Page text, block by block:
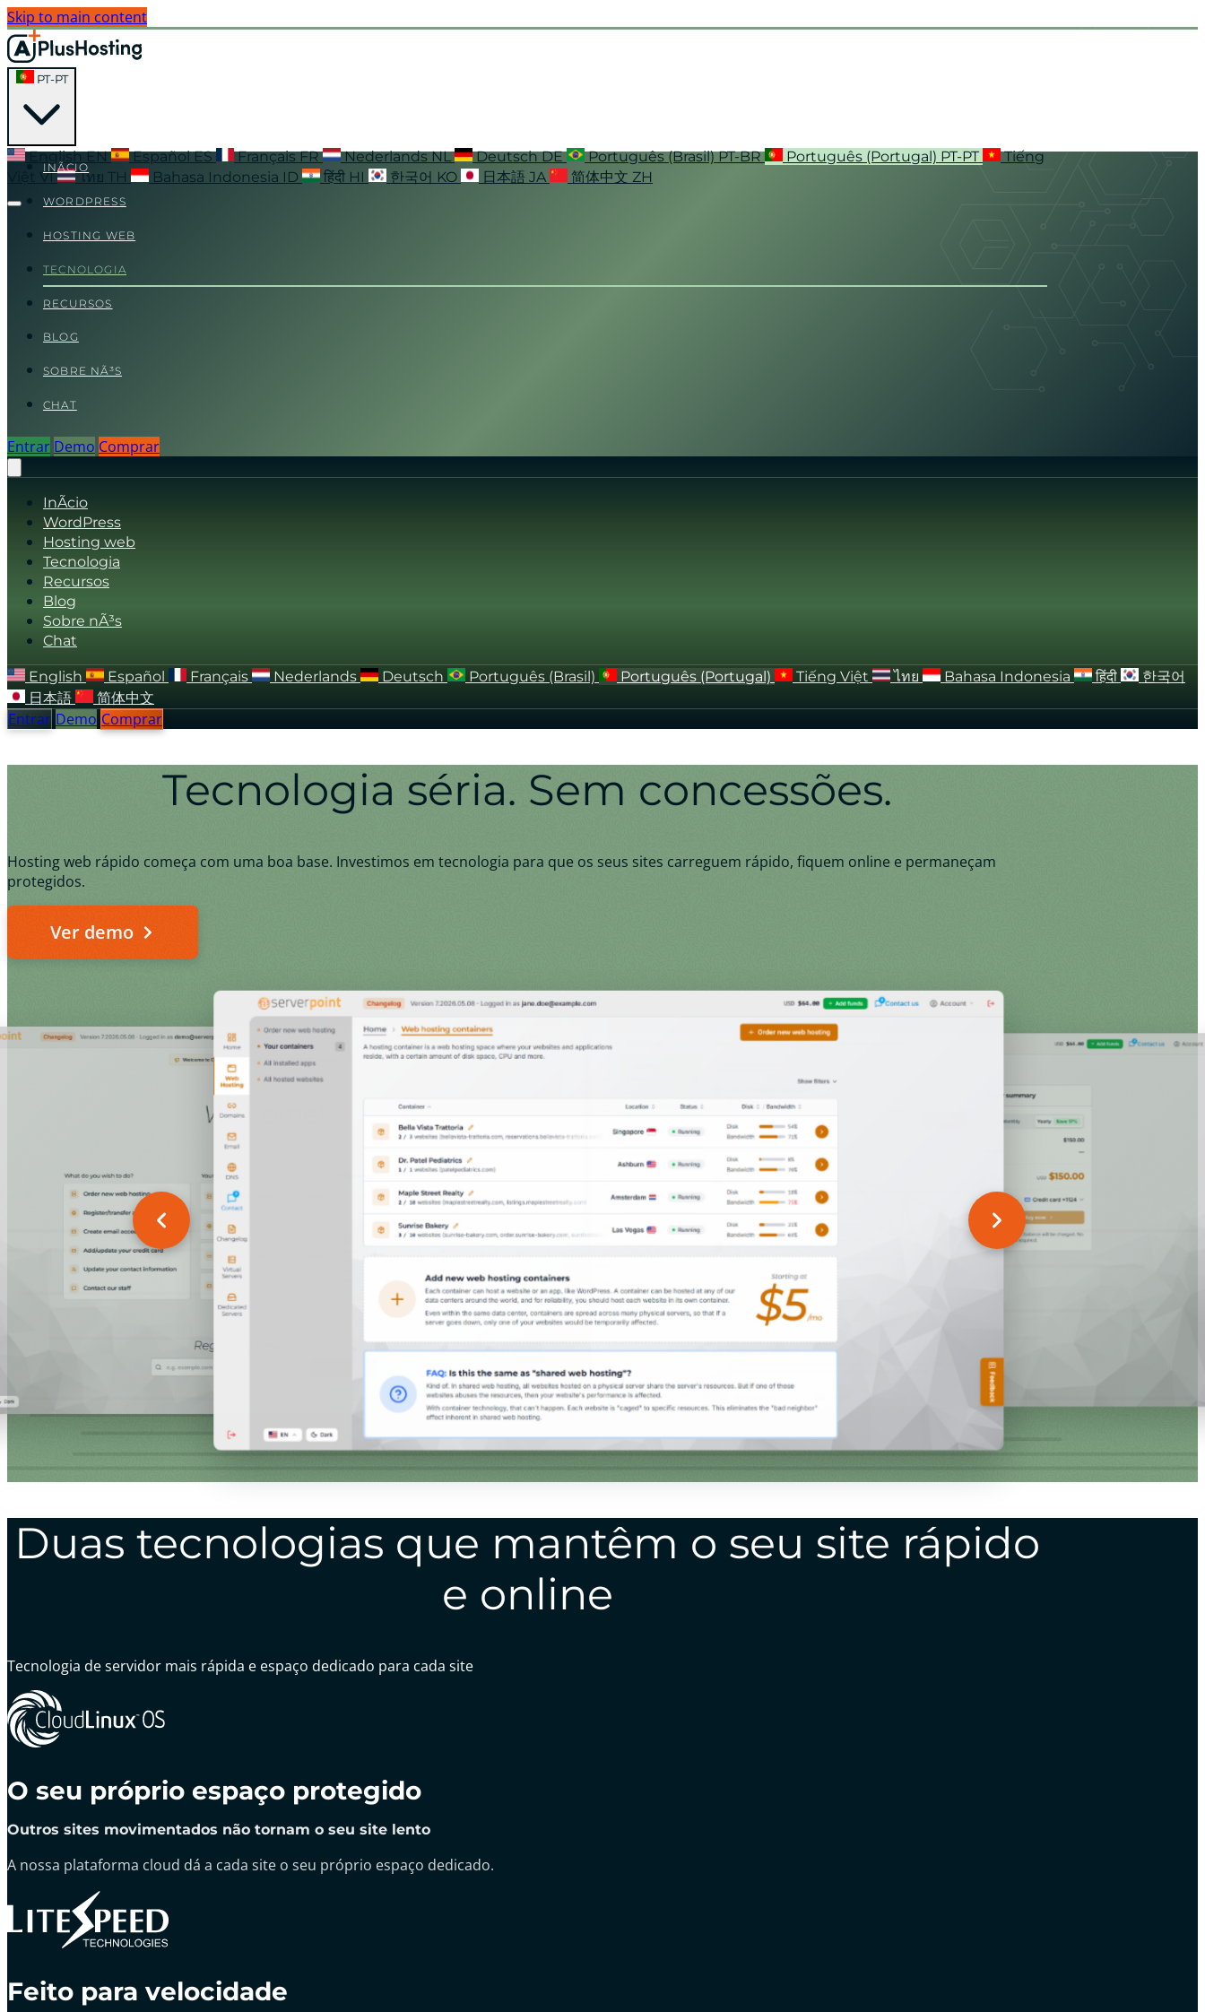
Skip to main content
PT-PT
English EN Español ES Français FR Nederlands NL Deutsch DE Português (Brasil) PT-BR Português (Portugal) PT-PT
Tiếng
VI ไทย TH Bahasa Indonesia ID हिंदी HI 한국어 KO 日本語 JA 简体中文 ZH
INÃ­CIO
WORDPRESS
HOSTING WEB
TECNOLOGIA
RECURSOS
BLOG
SOBRE NÃ³S
CHAT
Entrar Demo Comprar
InÃ­cio
WordPress
Hosting web
Tecnologia
Recursos
Blog
Sobre nÃ³s
Chat
English Español Français Nederlands Deutsch Português (Brasil) Português (Portugal) Tiếng Việt ไทย Bahasa Indonesia हिंदी
한국어
日本語
简体中文
Entrar Demo Comprar
Tecnologia séria. Sem concessões.
Hosting web rápido começa com uma boa base. Investimos em tecnologia para que os seus sites carreguem rápido, fiquem online e permaneçam
protegidos.
Ver demo
Duas tecnologias que mantêm o seu site rápido
e online
Tecnologia de servidor mais rápida e espaço dedicado para cada site
O seu próprio espaço protegido
Outros sites movimentados não tornam o seu site lento
A nossa plataforma cloud dá a cada site o seu próprio espaço dedicado.
Feito para velocidade